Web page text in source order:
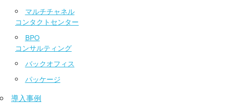
マルチチャネル
コンタクトセンター
BPO
コンサルティング
バックオフィス
パッケージ
導入事例